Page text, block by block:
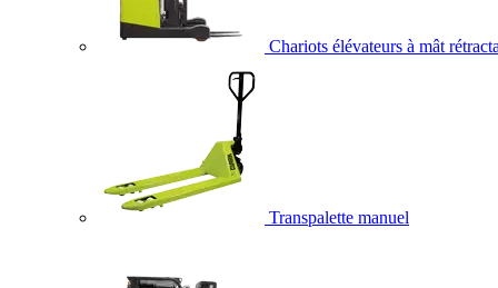
Chariots élévateurs à mât
Transpalette manuel